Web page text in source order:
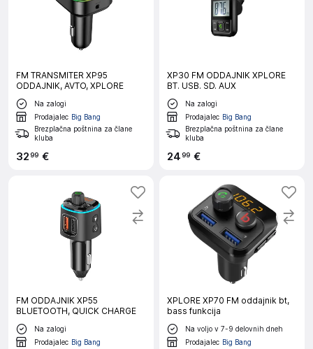
FM TRANSMITER XP95
ODDAJNIK, AVTO, XPLORE
Na zalogi
Prodajalec Big Bang
Brezplačna poštnina za člane
kluba
3299 €
XP30 FM ODDAJNIK XPLORE
BT. USB. SD. AUX
Na zalogi
Prodajalec Big Bang
Brezplačna poštnina za člane
kluba
2499 €
FM ODDAJNIK XP55
BLUETOOTH, QUICK CHARGE
Na zalogi
Prodajalec Big Bang
XPLORE XP70 FM oddajnik bt,
bass funkcija
Na voljo v 7-9 delovnih dneh
Prodajalec Big Bang